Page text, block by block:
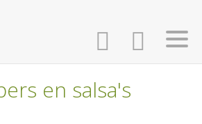
INLOGGEN
HOME
en salsa's